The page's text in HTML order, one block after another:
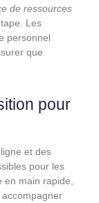
de ressources
Les
personnel
que
pour
et des
pour les
main rapide,
accompagner